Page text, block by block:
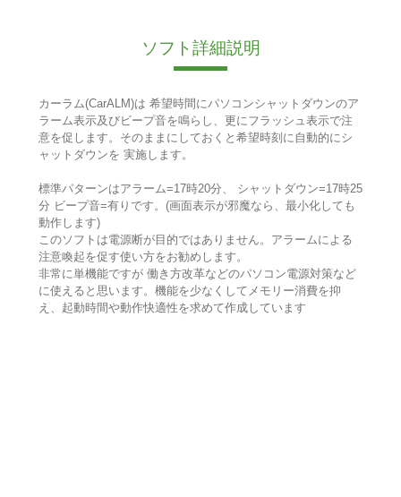
ソフト詳細説明
カーラム(CarALM)は 希望時間にパソコンシャットダウンのア
ラーム表示及びビープ音を鳴らし、更にフラッシュ表示で注
意を促します。そのままにしておくと希望時刻に自動的にシ
ャットダウンを 実施します。
標準パターンはアラーム=17時20分、 シャットダウン=17時25
分 ビープ音=有りです。(画面表示が邪魔なら、最小化しても
動作します)
このソフトは電源断が目的ではありません。アラームによる
注意喚起を促す使い方をお勧めします。
非常に単機能ですが 働き方改革などのパソコン電源対策など
に使えると思います。機能を少なくしてメモリー消費を抑
え、起動時間や動作快適性を求めて作成しています